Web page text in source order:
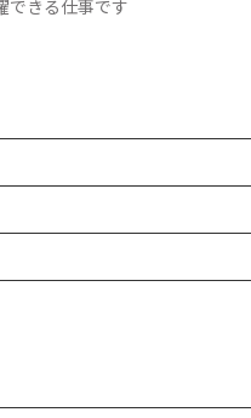
できる仕事です